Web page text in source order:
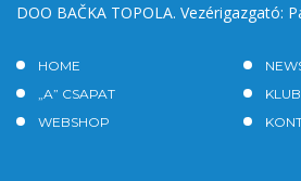
DOO BAČKA TOPOLA. Vezérigazgató:
HOME
„A” CSAPAT
KLUB
WEBSHOP